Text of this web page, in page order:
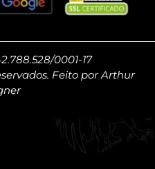
0001-17
Feito por Arthur